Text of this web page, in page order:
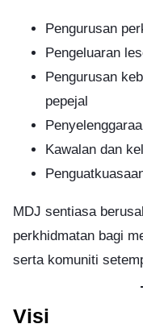
Pengurusan
Pengeluaran
Pengurusan
pepejal
Kawalan dan
MDJ sentiasa
perkhidmatan bagi
serta komuniti
Visi